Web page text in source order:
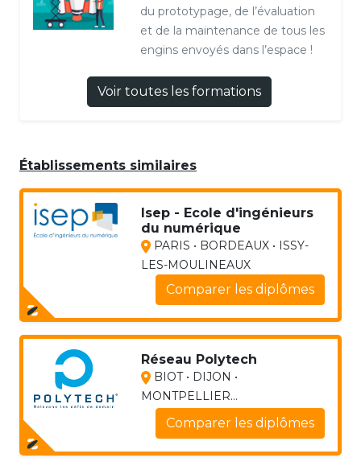
du prototypage, de l’évaluation
et de la maintenance de tous les
engins envoyés dans l’espace !
Voir toutes les formations
Établissements similaires
Isep - Ecole d'ingénieurs
du numérique
PARIS • BORDEAUX • ISSY-
LES-MOULINEAUX
Comparer les diplômes
Réseau Polytech
BIOT • DIJON •
MONTPELLIER...
Comparer les diplômes